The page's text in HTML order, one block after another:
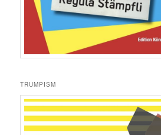
TRUMPISM